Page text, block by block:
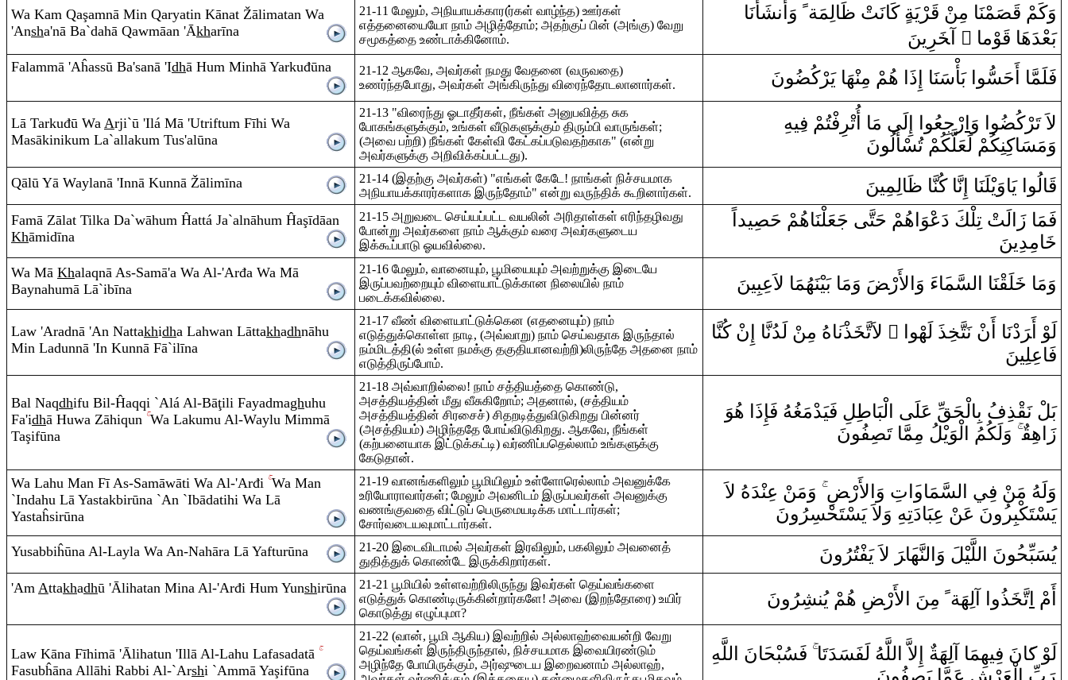
Wa Kam Qaşamnā Min Qaryatin Kānat Žālimatan Wa
'Ansha'nā Ba`dahā Qawmāan 'Ākharīna
21-11 மேலும், அநியாயக்கார(ர்கள் வாழ்ந்த) ஊர்கள்
எத்தனையையோ நாம் அழித்தோம்; அதற்குப் பின் (அங்கு) வேறு
சமூகத்தை உண்டாக்கினோம்.
وَكَمْ قَ‍‍صَ‍‍مْنَا‌ مِ‍‌‍ن قَ‍‍رْيَة‌ ‌ كَانَتْ ظَ‍‍الِمَةً ‌ ‌وَ‌أَ‌ ن‍‍شَأْنَا‌
بَعْدَهَا‌ قَ‍‍وْما‌ ‌ ً ‍خَ‍‍ر ِينَ
Falammā 'Aĥassū Ba'sanā 'Idhā Hum Minhā Yarkuđūna
21-12 ஆகவே, அவர்கள் நமது வேதனை (வருவதை)
உணர்ந்தபோது, அவர்கள் அங்கிருந்து விரைந்தோடலானார்கள்.
فَلَ‍‍مَّ‍‍ا ‌ ‌أَحَسُّو ‌ بَأْسَنَ‍‍ا ‌ ‌إِ‌ذَ‌ا‌ هُمْ مِ‍‌‍نْ‍‍هَا‌ يَرْكُ‍‍ضُ‍‍ونَ
Lā Tarkuđū Wa Arji`ū 'Ilá Mā 'Utriftum Fīhi Wa
Masākinikum La`allakum Tus'alūna
21-13 "விரைந்து ஓடாதீர்கள், நீங்கள் அனுபவித்த சுக
போகங்களுக்கும், உங்கள் வீடுகளுக்கும் திரும்பி வாருங்கள்;
(அவை பற்றி) நீங்கள் கேள்வி கேட்கப்படுவதற்காக" (என்று
அவர்களுக்கு அறிவிக்கப்பட்டது).
لاَ‌ تَرْكُ‍‍ضُ‍‍و ‌ ‌وَ ‌رْجِعُ‍‍و ‌ ‌إِلَى‌ مَ‍‍ا ‌ ‌أُتْ‍‍ر ِفْتُمْ ف‍‍ِ‍ي‍‍هِ
‌وَمَسَاكِنِكُمْ لَعَلَّكُمْ تُسْأَلُونَ
Qālū Yā Waylanā 'Innā Kunnā Žālimīna
21-14 (இதற்கு அவர்கள்) "எங்கள் கேடே! நாங்கள் நிச்சயமாக
அநியாயக்காரர்களாக இருந்தோம்" என்று வருந்திக் கூறினார்கள்.
قَ‍‍الُو ‌ يَا‌وَيْلَنَ‍‍ا ‌ ‌إِنَّ‍‍ا‌ كُ‍‍نَّ‍‍ا‌ ظَ‍‍الِمِينَ
Famā Zālat Tilka Da`wāhum Ĥattá Ja`alnāhum Ĥaşīdāan
Khāmidīna
21-15 அறுவடை செய்யப்பட்ட வயலின் அரிதாள்கள் எரிந்தழிவது
போன்று அவர்களை நாம் ஆக்கும் வரை அவர்களுடைய
இக்கூப்பாடு ஓயவில்லை.
فَمَا‌ ‌زَ‌الَتْ تِلْكَ ‌دَعْوَ‌اهُمْ حَتَّى‌ جَعَلْنَاهُمْ حَ‍‍صِ‍‍يد‌اً‌
خَ‍‍امِدِينَ
Wa Mā Khalaqnā As-Samā'a Wa Al-'Arđa Wa Mā
Baynahumā Lā`ibīna
21-16 மேலும், வானையும், பூமியையும் அவற்றுக்கு இடையே
இருப்பவற்றையும் விளையாட்டுக்கான நிலையில் நாம்
படைக்கவில்லை.
وَمَا‌ خَ‍‍لَ‍‍قْ‍‍نَا‌ ل‍‍سَّم‍‍َ‍ا‌ءَ‌ ‌وَ لأَ‌رْ‍ضَ ‌وَمَا‌ بَيْنَهُمَا‌ لاَعِبِينَ
Law 'Aradnā 'An Nattakhidha Lahwan Lāttakhadhnāhu
Min Ladunnā 'In Kunnā Fā`ilīna
21-17 வீண் விளையாட்டுக்கென (எதனையும்) நாம்
எடுத்துக்கொள்ள நாடி, (அவ்வாறு) நாம் செய்வதாக இருந்தால்
நம்மிடத்தி(ல் உள்ள நமக்கு தகுதியானவற்றி)லிருந்தே அதனை நாம்
எடுத்திருப்போம்.
لَوْ‌ ‌أَ‌‍رَ‌دْنَ‍‍ا ن ْ نَتَّ‍‍خِ‍‍ذَ‌ لَهْو‌ا ‌ ً ‌ لاَتَّ‍‍خَ‍‍ذْن‍‍َ‍اهُ مِ‍‌‍ن ْ لَدُنَّ‍‍ا ن ْ كُ‍‍نَّ‍‍ا‌
فَاعِلِينَ
Bal Naqdhifu Bil-Ĥaqqi `Alá Al-Bāţili Fayadmaghuhu
Fa'idhā Huwa Zāhiqun Wa Lakumu Al-Waylu Mimmā
Taşifūna
21-18 அவ்வாறில்லை! நாம் சத்தியத்தை கொண்டு,
அசத்தியத்தின் மீது வீசுகிறோம்; அதனால், (சத்தியம்
அசத்தியத்தின் சிரசைச்) சிதறடித்துவிடுகிறது பின்னர்
(அசத்தியம்) அழிந்ததே போய்விடுகிறது. ஆகவே, நீங்கள்
(கற்பனையாக இட்டுக்கட்டி) வர்ணிப்பதெல்லாம் உங்களுக்கு
கேடுதான்.
بَلْ نَ‍‍قْ‍‍ذِفُ بِ‍الْحَ‍‍قِّ عَلَى‌ لْبَاطِ‍‍لِ فَيَ‍‍دْمَ‍‍غُ‍‍هُ فَإِ‌ذَ‌ا‌ هُوَ‌
‌زَ‌اهِ‍‍ق‌ ‌وَلَكُمُ لْوَيْ‍‍لُ مِ‍‍مَّ‍‍ا‌ تَ‍‍صِ‍‍فُونَ
Wa Lahu Man FīAs-Samāwāti Wa Al-'Arđi Wa Man
`Indahu Lā Yastakbirūna `An `Ibādatihi Wa Lā
Yastaĥsirūna
21-19 வானங்களிலும் பூமியிலும் உள்ளோரெல்லாம் அவனுக்கே
உரியோராவார்கள்; மேலும் அவனிடம் இருப்பவர்கள் அவனுக்கு
வணங்குவதை விட்டுப் பெருமையடிக்க மாட்டார்கள்;
சோர்வடையவுமாட்டார்கள்.
وَلَ‍‍هُ مَ‍‌‍ن ْ فِي ل‍‍سَّمَا‌و تِ ‌وَ لأَ‌رْ‍ضِ ‌وَمَ‍‌‍ن ْ عِ‍‌‍نْ‍‍دَهُ لاَ‌
يَسْتَكْبِر‍ُ‍‌ونَ عَ‍‌‍ن ْ عِبَا‌دَتِ‍‍هِ ‌وَلاَ‌ يَسْتَحْسِرُ‌ونَ
Yusabbiĥūna Al-Layla Wa An-Nahāra Lā Yafturūna
21-20 இடைவிடாமல் அவர்கள் இரவிலும், பகலிலும் அவனைத்
துதித்துக் கொண்டே இருக்கிறார்கள்.
يُسَبِّح‍‍ُ‍ونَ ل‍‍لَّ‍‍يْ‍‍لَ ‌وَ ل‍‍نَّ‍‍ه‍‍َ‍ارَ ‌ لاَ‌ يَفْتُرُ‌ونَ
'Am Attakhadhū 'Ālihatan Mina Al-'Arđi Hum Yunshirūna
21-21 பூமியில் உள்ளவற்றிலிருந்து இவர்கள் தெய்வங்களை
எடுத்துக் கொண்டிருக்கின்றார்களே! அவை (இறந்தோரை) உயிர்
கொடுத்து எழுப்புமா?
أَمْ ‌اتَّ‍‍خَ‍‍ذُ‌و ‌ ‌آلِهَةً ‌ مِنَ لأَ‌رْ‍ضِ هُمْ يُ‍‌‍ن‍‍شِرُ‌ونَ
Law Kāna Fīhimā 'Ālihatun 'Illā Al-Lahu Lafasadatā
Fasubĥāna Allāhi Rabbi Al-`Arshi `Ammā Yaşifūna
21-22 (வான், பூமி ஆகிய) இவற்றில் அல்லாஹ்வையன்றி வேறு
தெய்வங்கள் இருந்திருந்தால், நிச்சயமாக இவையிரண்டும்
அழிந்தே போயிருக்கும், அர்ஷுடைய இறைவனாம் அல்லாஹ்,
لَوْ‌ ك‍‍َ‍انَ فِيهِمَ‍‍ا ‌ ‌آلِهَة‌ ‌ ‌إِلاَّ‌ للَّ‍‍هُ لَفَسَدَتَا‌ فَسُ‍‍بْ‍‍ح‍‍َ‍انَ للَّ‍‍هِ